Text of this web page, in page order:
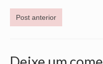
Post anterior